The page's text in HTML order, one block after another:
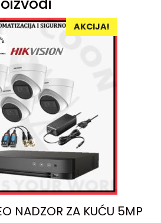
AKCIJA!
NADZOR ZA KUĆU 5MP